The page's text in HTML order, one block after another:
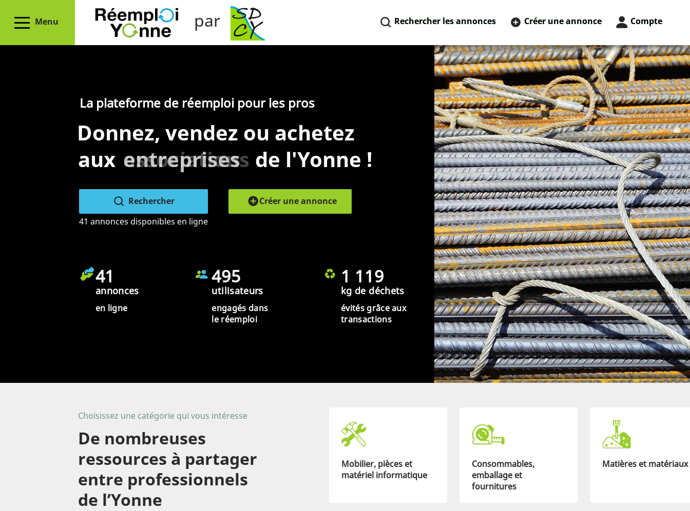
Menu par Rechercher les annonces Créer une annonce Compte
La plateforme de réemploi pour les pros
Donnez, vendez ou achetez
aux collectivités de l'Yonne !
Rechercher
41 annonces disponibles en ligne
Créer une annonce
41
annonces
en ligne
495
utilisateurs
engagés dans
le réemploi
1 119
kg de déchets
évités grâce aux
transactions
Choisissez une catégorie qui vous intéresse
De nombreuses
ressources à partager
entre professionnels
de l’Yonne
Mobilier, pièces et
matériel informatique
Consommables,
emballage et
fournitures
Matières et matériaux